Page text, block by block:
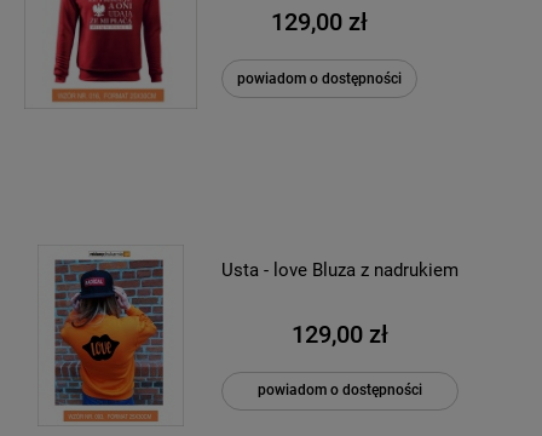
129,00 zł
powiadom o dostępności
Usta - love Bluza z nadrukiem
129,00 zł
powiadom o dostępności